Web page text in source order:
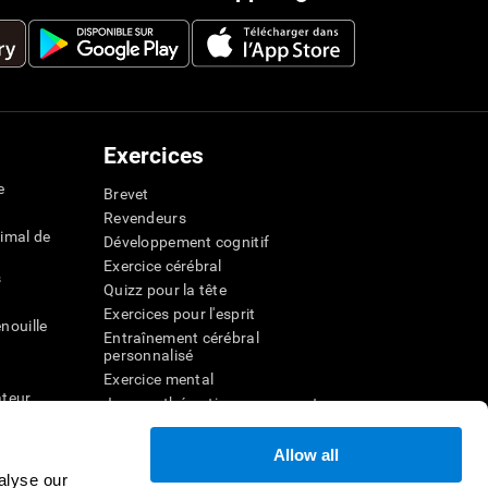
our
Allow all
de
Exercices
Brevet
Revendeurs
Développement cognitif
Exercice cérébral
Quizz pour la tête
Exercices pour l'esprit
Entraînement cérébral
personnalisé
Exercice mental
Jeux mathématiques amusants
Compréhension de lecture